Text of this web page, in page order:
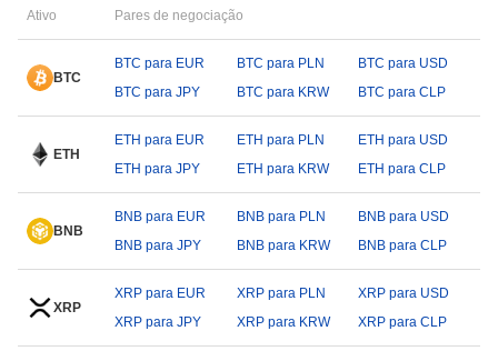
Ativo Pares de negociação
BTC
BTC para EUR BTC para PLN
BTC para USD
BTC para JPY
BTC para KRW BTC para CLP
ETH
ETH para EUR ETH para PLN
ETH para USD
ETH para JPY
ETH para KRW ETH para CLP
BNB
BNB para EUR BNB para PLN
BNB para USD
BNB para JPY
BNB para KRW BNB para CLP
XRP
XRP para EUR XRP para PLN
XRP para USD
XRP para JPY
XRP para KRW XRP para CLP